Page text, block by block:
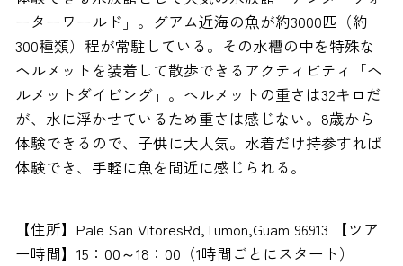
ーターワールド」。グアム近海の魚が約3000匹（約
300種類）程が常駐している。その水槽の中を特殊な
ヘルメットを装着して散歩できるアクティビティ「ヘ
ルメットダイビング」。ヘルメットの重さは32キロだ
が、水に浮かせているため重さは感じない。8歳から
体験できるので、子供に大人気。水着だけ持参すれば
体験でき、手軽に魚を間近に感じられる。
【住所】Pale San VitoresRd,Tumon,Guam 96913 【ツア
ー時間】15：00～18：00（1時間ごとにスタート）